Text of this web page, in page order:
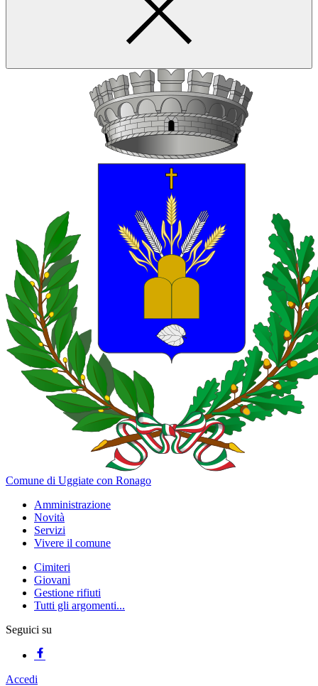
Comune di Uggiate con Ronago
Amministrazione
Novità
Servizi
Vivere il comune
Cimiteri
Giovani
Gestione rifiuti
Tutti gli argomenti...
Seguici su
Accedi